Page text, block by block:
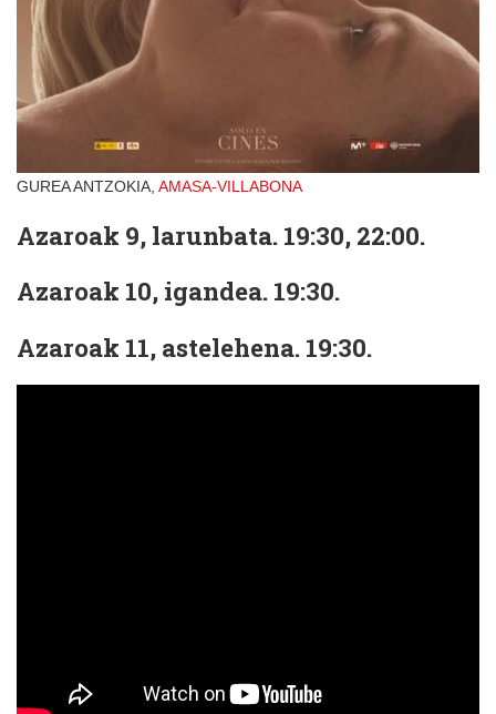
GUREA ANTZOKIA, AMASA-VILLABONA
Azaroak 9, larunbata. 19:30, 22:00.
Azaroak 10, igandea. 19:30.
Azaroak 11, astelehena. 19:30.